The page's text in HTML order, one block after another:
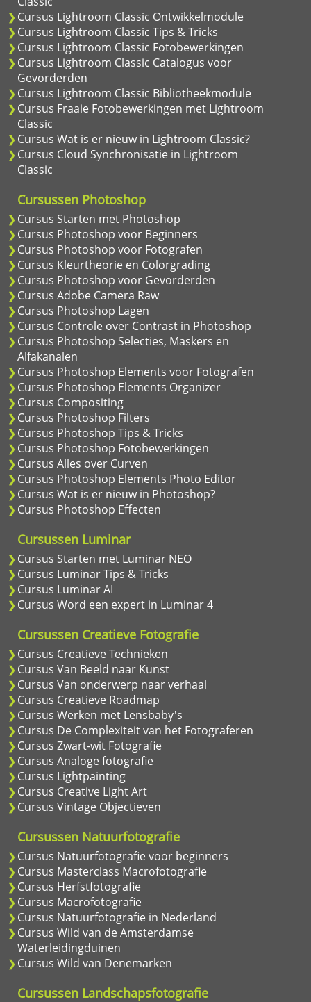
Cursus Lightroom Classic Ontwikkelmodule
Cursus Lightroom Classic Tips & Tricks
Cursus Lightroom Classic Fotobewerkingen
Cursus Lightroom Classic Catalogus voor
Gevorderden
Cursus Lightroom Classic Bibliotheekmodule
Cursus Fraaie Fotobewerkingen met Lightroom
Classic
Cursus Wat is er nieuw in Lightroom Classic?
Cursus Cloud Synchronisatie in Lightroom
Classic
Cursussen Photoshop
Cursus Starten met Photoshop
Cursus Photoshop voor Beginners
Cursus Photoshop voor Fotografen
Cursus Kleurtheorie en Colorgrading
Cursus Photoshop voor Gevorderden
Cursus Adobe Camera Raw
Cursus Photoshop Lagen
Cursus Controle over Contrast in Photoshop
Cursus Photoshop Selecties, Maskers en
Alfakanalen
Cursus Photoshop Elements voor Fotografen
Cursus Photoshop Elements Organizer
Cursus Compositing
Cursus Photoshop Filters
Cursus Photoshop Tips & Tricks
Cursus Photoshop Fotobewerkingen
Cursus Alles over Curven
Cursus Photoshop Elements Photo Editor
Cursus Wat is er nieuw in Photoshop?
Cursus Photoshop Effecten
Cursussen Luminar
Cursus Starten met Luminar NEO
Cursus Luminar Tips & Tricks
Cursus Luminar AI
Cursus Word een expert in Luminar 4
Cursussen Creatieve Fotografie
Cursus Creatieve Technieken
Cursus Van Beeld naar Kunst
Cursus Van onderwerp naar verhaal
Cursus Creatieve Roadmap
Cursus Werken met Lensbaby's
Cursus De Complexiteit van het Fotograferen
Cursus Zwart-wit Fotografie
Cursus Analoge fotografie
Cursus Lightpainting
Cursus Creative Light Art
Cursus Vintage Objectieven
Cursussen Natuurfotografie
Cursus Natuurfotografie voor beginners
Cursus Masterclass Macrofotografie
Cursus Herfstfotografie
Cursus Macrofotografie
Cursus Natuurfotografie in Nederland
Cursus Wild van de Amsterdamse
Waterleidingduinen
Cursus Wild van Denemarken
Cursussen Landschapsfotografie